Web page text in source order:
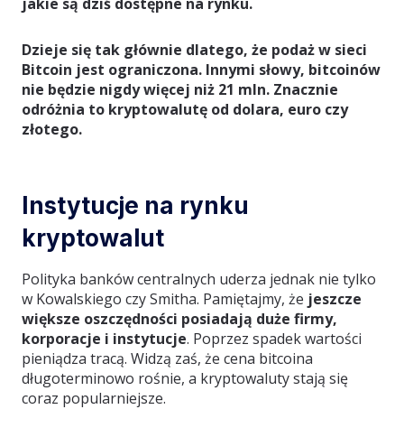
Dzieje się tak głównie dlatego, że podaż w sieci
Bitcoin jest ograniczona. Innymi słowy, bitcoinów
nie będzie nigdy więcej niż 21 mln. Znacznie
odróżnia to kryptowalutę od dolara, euro czy
złotego.
Instytucje na rynku
kryptowalut
Polityka banków centralnych uderza jednak nie tylko
w Kowalskiego czy Smitha. Pamiętajmy, że jeszcze
większe oszczędności posiadają duże firmy,
korporacje i instytucje. Poprzez spadek wartości
pieniądza tracą. Widzą zaś, że cena bitcoina
długoterminowo rośnie, a kryptowaluty stają się
coraz popularniejsze.